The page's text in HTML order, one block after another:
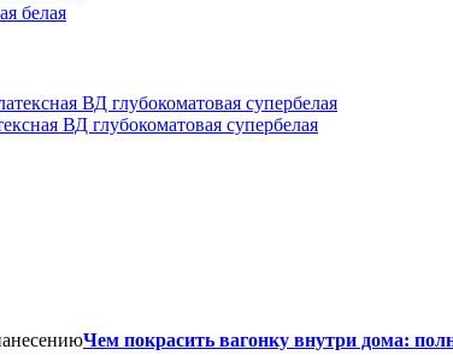
белая
ВД глубокоматовая супербелая
Чем покрасить вагонку внутри дома: